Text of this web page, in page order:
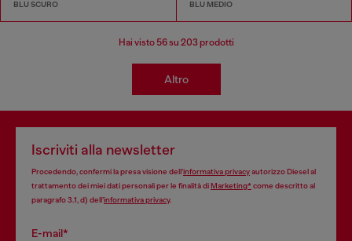
BLU SCURO BLU MEDIO
Hai visto 56su 203 prodotti
Altro
Iscriviti alla newsletter
Procedendo, confermi la presa visione dell’informativa privacyautorizzo Diesel al
trattamento dei miei dati personali per le finalità diMarketing*come descritto al
paragrafo 3.1, d) dell’informativa privacy.
E-mail*